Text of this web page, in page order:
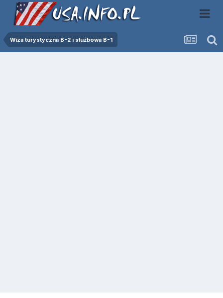
Wiza turystyczna B-2 i służbowa B-1